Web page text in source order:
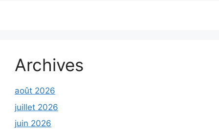
Archives
août 2026
juillet 2026
juin 2026